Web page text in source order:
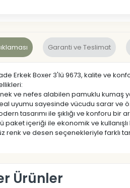
Garanti ve Teslimat
Erkek Boxer 3'lü 9673, kalite ve
ve nefes alabilen pamuklu kumaş
uyumu sayesinde vücudu sarar ve
tasarımı ile şıklığı ve konforu bir
paket içeriği ile ekonomik ve
renk ve desen seçenekleriyle farklı
Ürünler